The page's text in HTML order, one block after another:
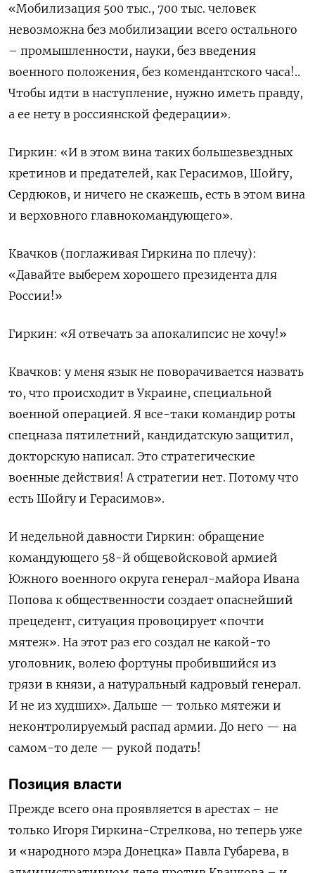
«Мобилизация 500 тыс., 700 тыс. человек
невозможна без мобилизации всего остального
– промышленности, науки, без введения
военного положения, без комендантского часа!..
Чтобы идти в наступление, нужно иметь правду,
а ее нету в россиянской федерации».
Гиркин: «И в этом вина таких большезвездных
кретинов и предателей, как Герасимов, Шойгу,
Сердюков, и ничего не скажешь, есть в этом вина
и верховного главнокомандующего».
Квачков (поглаживая Гиркина по плечу):
«Давайте выберем хорошего президента для
России!»
Гиркин: «Я отвечать за апокалипсис не хочу!»
Квачков: у меня язык не поворачивается назвать
то, что происходит в Украине, специальной
военной операцией. Я все-таки командир роты
спецназа пятилетний, кандидатскую защитил,
докторскую написал. Это стратегические
военные действия! А стратегии нет. Потому что
есть Шойгу и Герасимов».
И недельной давности Гиркин: обращение
командующего 58-й общевойсковой армией
Южного военного округа генерал-майора Ивана
Попова к общественности создает опаснейший
прецедент, ситуация провоцирует «почти
мятеж». На этот раз его создал не какой-то
уголовник, волею фортуны пробившийся из
грязи в князи, а натуральный кадровый генерал.
И не из худших». Дальше — только мятежи и
неконтролируемый распад армии. До него — на
самом-то деле — рукой подать!
Позиция власти
Прежде всего она проявляется в арестах – не
только Игоря Гиркина-Стрелкова, но теперь уже
и «народного мэра Донецка» Павла Губарева, в